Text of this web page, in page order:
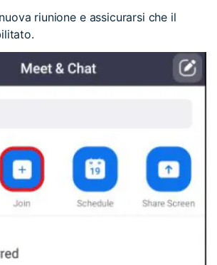
riunione e assicurarsi che il